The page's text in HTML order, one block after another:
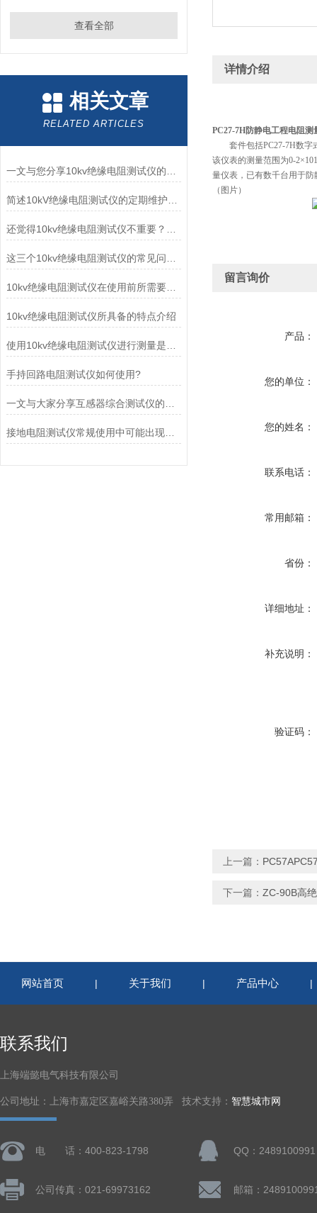
查看全部
相关文章
RELATED ARTICLES
10kv绝缘电阻测试仪在使用前所需要做的准备工作介绍
10kv绝缘电阻测试仪所具备的特点介绍
手持回路电阻测试仪如何使用?
接地电阻测试仪常规使用中可能出现的问题有哪些
详情介绍
PC27-7H防静电工程电阻测
套件包括PC27-7H数字式
该仪表的测量范围为0-
量仪表，已有数千台用于
（图片）
留言询价
产品：
您的单位：
您的姓名：
联系电话：
常用邮箱：
省份：
详细地址：
补充说明：
验证码：
上一篇：
下一篇： ZC-90B高
网站首页 | 关于我们 | 产品中心
联系我们
上海端懿电气科技有限公司
公司地址：上海市嘉定区嘉峪关路380弄 技术支持： 智慧城市网
电 话：400-823-1798 QQ：2489100991
公司传真：021-69973162 邮箱：